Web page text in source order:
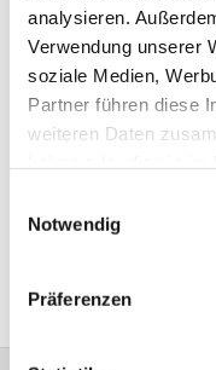
analysieren.
Verwendung unserer
soziale Medien,
Partner führen diese
weiteren Daten
Notwendig
Präferenzen